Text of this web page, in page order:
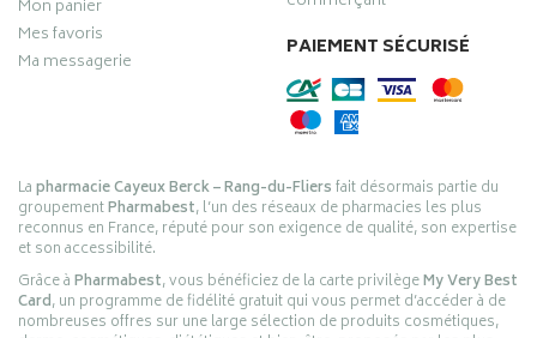
Mon panier
Mes favoris
Ma messagerie
PAIEMENT SÉCURISÉ
Lapharmacie Cayeux Berck – Rang-du-Fliersfait désormais partie du
groupementPharmabest, l’un des réseaux de pharmacies les plus
reconnus en France, réputé pour son exigence de qualité, son expertise
et son accessibilité.
Grâce àPharmabest, vous bénéficiez de la carte privilègeMy Very Best
Card, un programme de fidélité gratuit qui vous permet d’accéder à de
nombreuses offres sur une large sélection de produits cosmétiques,